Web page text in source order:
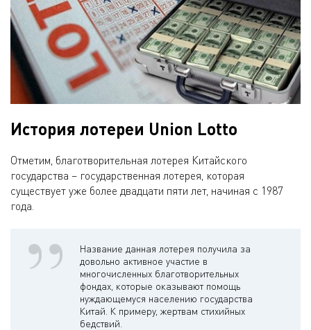
История лотереи Union Lotto
Отметим, благотворительная лотерея Китайского
государства – государственная лотерея, которая
существует уже более двадцати пяти лет, начиная с 1987
года.
Название данная лотерея получила за
довольно активное участие в
многочисленных благотворительных
фондах, которые оказывают помощь
нуждающемуся населению государства
Китай. К примеру, жертвам стихийных
бедствий.